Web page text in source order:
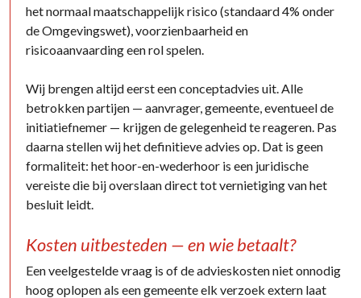
het normaal maatschappelijk risico (standaard 4% onder
de Omgevingswet), voorzienbaarheid en
risicoaanvaarding een rol spelen.
Wij brengen altijd eerst een conceptadvies uit. Alle
betrokken partijen — aanvrager, gemeente, eventueel de
initiatiefnemer — krijgen de gelegenheid te reageren. Pas
daarna stellen wij het definitieve advies op. Dat is geen
formaliteit: het hoor-en-wederhoor is een juridische
vereiste die bij overslaan direct tot vernietiging van het
besluit leidt.
Kosten uitbesteden — en wie betaalt?
Een veelgestelde vraag is of de advieskosten niet onnodig
hoog oplopen als een gemeente elk verzoek extern laat